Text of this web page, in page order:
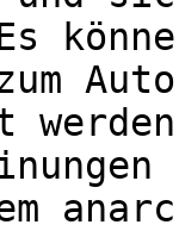
zum